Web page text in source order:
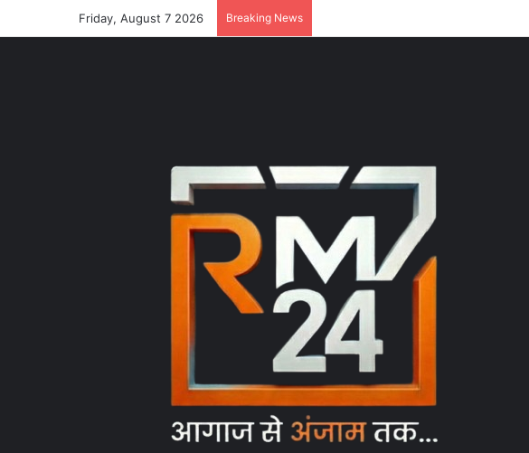
Friday, August 7 2026 Breaking News